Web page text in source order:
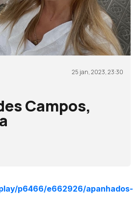
25 jan, 2023, 23:30
Campos,
p6466/e662926/apanhados-